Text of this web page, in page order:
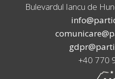
Bulevardul Iancu de
+40 770